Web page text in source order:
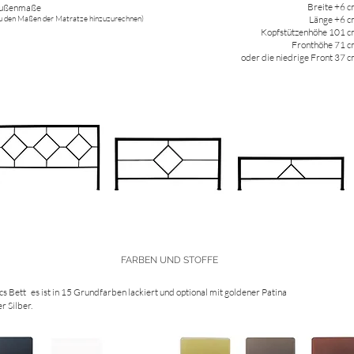
den Maßen der Matratze hinzuzurechnen)
Breite +6
Länge +6
Kopfstützenhöhe 101
Fronthöhe 71
oder die niedrige Front 37
FARBEN UND STOFFE
Bett es ist in 15 Grundfarben lackiert und optional mit goldener Patina
Silber.